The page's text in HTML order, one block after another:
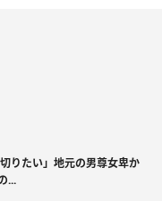
りたい」地元の男尊女卑か
...